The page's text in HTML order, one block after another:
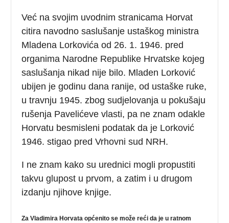
Već na svojim uvodnim stranicama Horvat
citira navodno saslušanje ustaškog ministra
Mladena Lorkovića od 26. 1. 1946. pred
organima Narodne Republike Hrvatske kojeg
saslušanja nikad nije bilo. Mladen Lorković
ubijen je godinu dana ranije, od ustaške ruke,
u travnju 1945. zbog sudjelovanja u pokušaju
rušenja Pavelićeve vlasti, pa ne znam odakle
Horvatu besmisleni podatak da je Lorković
1946. stigao pred Vrhovni sud NRH.
I ne znam kako su urednici mogli propustiti
takvu glupost u prvom, a zatim i u drugom
izdanju njihove knjige.
Za Vladimira Horvata općenito se može reći da je u ratnom